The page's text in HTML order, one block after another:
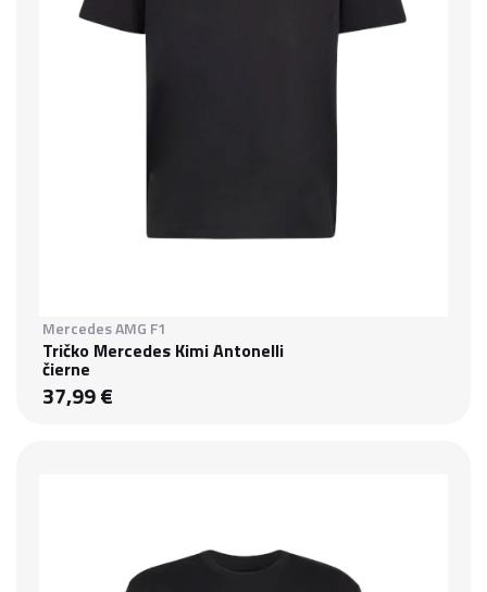
Mercedes AMG F1
Tričko Mercedes Kimi Antonelli
čierne
37,99 €